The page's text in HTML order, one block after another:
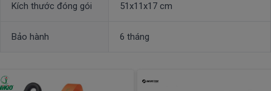
Kích thước đóng gói 51x11x17 cm
Bảo hành 6 tháng